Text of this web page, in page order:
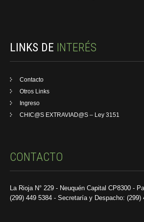
LINKS DE INTERÉS
Contacto
Otros Links
Ingreso
CHIC@S EXTRAVIAD@S – Ley 3151
CONTACTO
La Rioja N° 229 - Neuquén Capital CP8300 -
(299) 449 5384 - Secretaría y Despacho: (299)